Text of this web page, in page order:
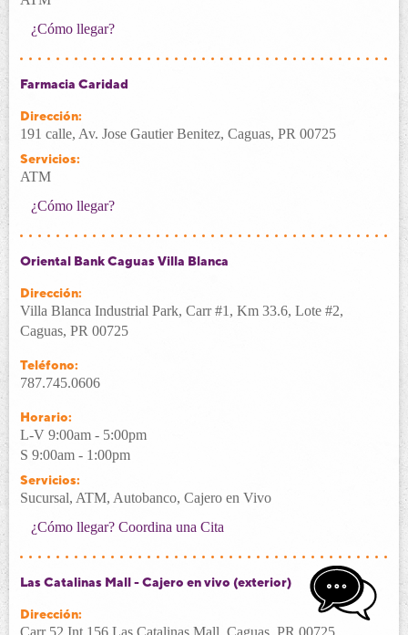
¿Cómo llegar?
Farmacia Caridad
Dirección:
191 calle, Av. Jose Gautier Benitez, Caguas, PR 00725
Servicios:
ATM
¿Cómo llegar?
Oriental Bank Caguas Villa Blanca
Dirección:
Villa Blanca Industrial Park, Carr #1, Km 33.6, Lote #2,
Caguas, PR 00725
Teléfono:
787.745.0606
Horario:
L-V 9:00am - 5:00pm
S 9:00am - 1:00pm
Servicios:
Sucursal, ATM, Autobanco, Cajero en Vivo
¿Cómo llegar? Coordina una Cita
Las Catalinas Mall - Cajero en vivo (exterior)
Dirección:
Carr 52 Int 156 Las Catalinas Mall, Caguas, PR 00725